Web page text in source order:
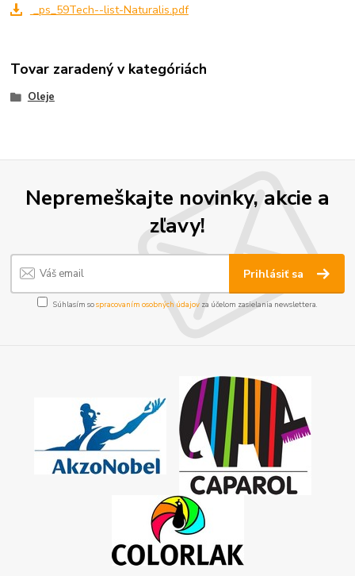
_ps_59Tech--list-Naturalis.pdf
Tovar zaradený v kategóriách
Oleje
Nepremeškajte novinky, akcie a
zľavy!
Prihlásiť sa
Súhlasím sospracovaním osobných údajov za účelom zasielania newslettera.